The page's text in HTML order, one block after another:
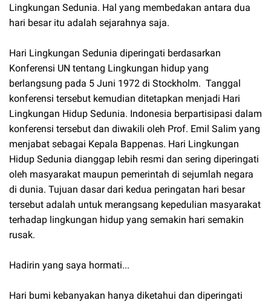
Lingkungan Sedunia. Hal yang membedakan antara dua
hari besar itu adalah sejarahnya saja.
Hari Lingkungan Sedunia diperingati berdasarkan
Konferensi UN tentang Lingkungan hidup yang
berlangsung pada 5 Juni 1972 di Stockholm. Tanggal
konferensi tersebut kemudian ditetapkan menjadi Hari
Lingkungan Hidup Sedunia. Indonesia berpartisipasi dalam
konferensi tersebut dan diwakili oleh Prof. Emil Salim yang
menjabat sebagai Kepala Bappenas. Hari Lingkungan
Hidup Sedunia dianggap lebih resmi dan sering diperingati
oleh masyarakat maupun pemerintah di sejumlah negara
di dunia. Tujuan dasar dari kedua peringatan hari besar
tersebut adalah untuk merangsang kepedulian masyarakat
terhadap lingkungan hidup yang semakin hari semakin
rusak.
Hadirin yang saya hormati...
Hari bumi kebanyakan hanya diketahui dan diperingati